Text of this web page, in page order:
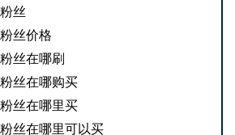
丝
丝价格
丝在哪刷
丝在哪购买
丝在哪里买
丝在哪里可以买